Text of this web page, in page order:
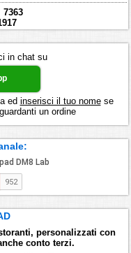
7363
in chat su
ed inserisci il tuo nomese
un ordine
personalizzati con
conto terzi.